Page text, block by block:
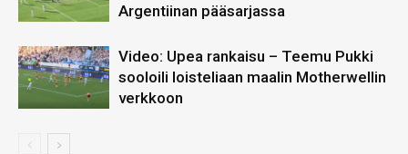
Argentiinan pääsarjassa
Video: Upea rankaisu – Teemu Pukki
sooloili loisteliaan maalin Motherwellin
verkkoon